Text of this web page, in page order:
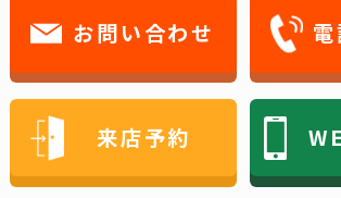
お問い合わせ
来店予約